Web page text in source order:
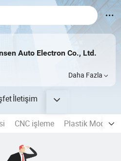
Auto Electron Co., Ltd.
Daha Fazla
İletişim
CNC işleme Plastik Model